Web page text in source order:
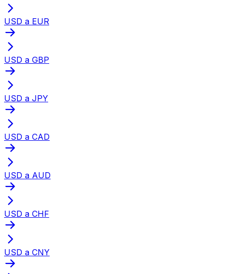
USD a EUR
USD a GBP
USD a JPY
USD a CAD
USD a AUD
USD a CHF
USD a CNY